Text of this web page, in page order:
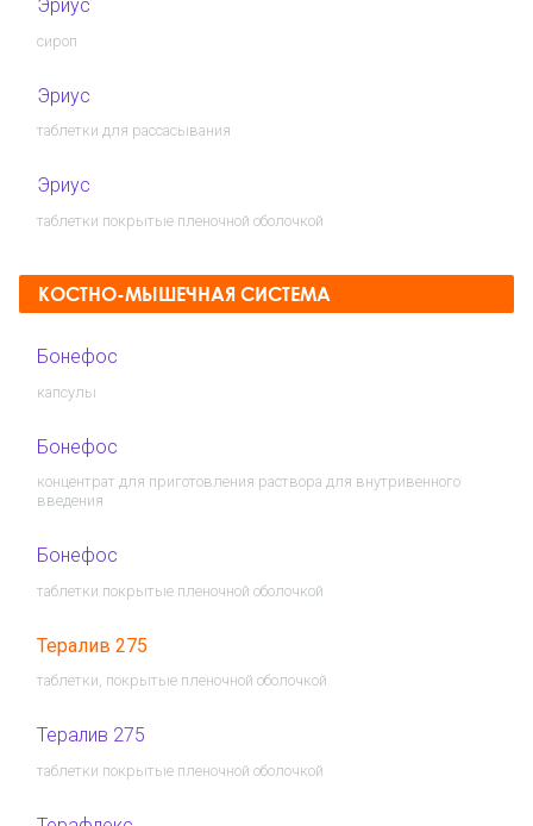
Эриус
сироп
Эриус
таблетки для рассасывания
Эриус
таблетки покрытые пленочной оболочкой
КОСТНО-МЫШЕЧНАЯ СИСТЕМА
Бонефос
капсулы
Бонефос
концентрат для приготовления раствора для внутривенного
введения
Бонефос
таблетки покрытые пленочной оболочкой
Тералив 275
таблетки, покрытые пленочной оболочкой
Тералив 275
таблетки покрытые пленочной оболочкой